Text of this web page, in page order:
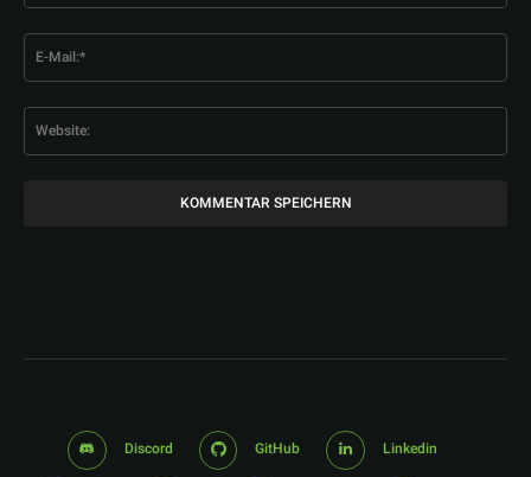
Discord GitHub Linkedin